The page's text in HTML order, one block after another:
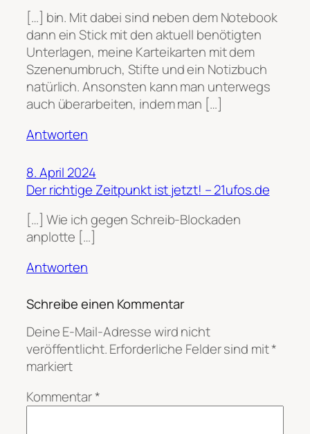
[…] bin. Mit dabei sind neben dem Notebook
dann ein Stick mit den aktuell benötigten
Unterlagen, meine Karteikarten mit dem
Szenenumbruch, Stifte und ein Notizbuch
natürlich. Ansonsten kann man unterwegs
auch überarbeiten, indem man […]
Antworten
8. April 2024
Der richtige Zeitpunkt ist jetzt! – 21ufos.de
[…] Wie ich gegen Schreib-Blockaden
anplotte […]
Antworten
Schreibe einen Kommentar
Deine E-Mail-Adresse wird nicht
veröffentlicht.Erforderliche Felder sind mit*
markiert
Kommentar*